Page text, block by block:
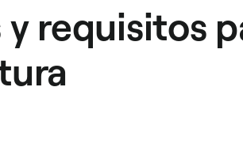
requisitos